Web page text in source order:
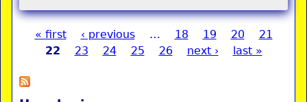
Pages
« first ‹ previous … 18 19 20
21
22
23 24 25 26 next › last »